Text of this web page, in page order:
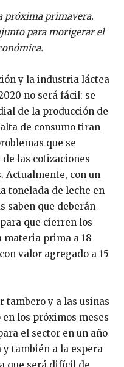
próxima primavera.
para morigerar el
y la industria láctea
no será fácil: se
de la producción de
de consumo tiran
que se
las cotizaciones
Actualmente, con un
tonelada de leche en
saben que deberán
que cierren los
materia prima a 18
valor agregado a 15
tambero y a las usinas
los próximos meses
el sector en un año
también a la espera